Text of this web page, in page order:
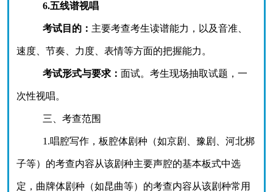
6.五线谱视唱
考试目的： 主要考查考生读谱能力，以及音准、
速度、节奏、力度、表情等方面的把握能力。
考试形式与要求： 面试。考生现场抽取试题，一
次性视唱。
三、考查范围
1.唱腔写作，板腔体剧种（如京剧、豫剧、河北梆
子等）的考查内容从该剧种主要声腔的基本板式中选
定，曲牌体剧种（如昆曲等）的考查内容从该剧种常用